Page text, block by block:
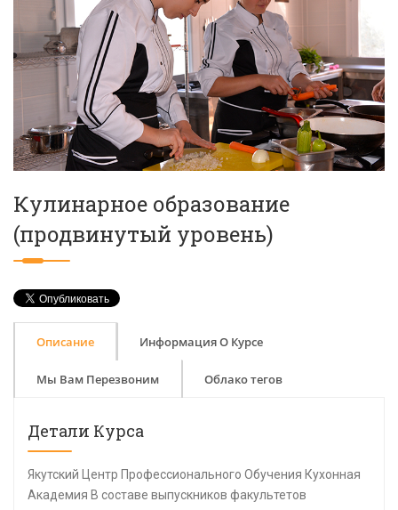
Кулинарное образование
(продвинутый уровень)
Описание Информация О Курсе
Мы Вам Перезвоним Облако тегов
Детали Курса
Якутский Центр Профессионального Обучения Кухонная
Академия В составе выпускников факультетов